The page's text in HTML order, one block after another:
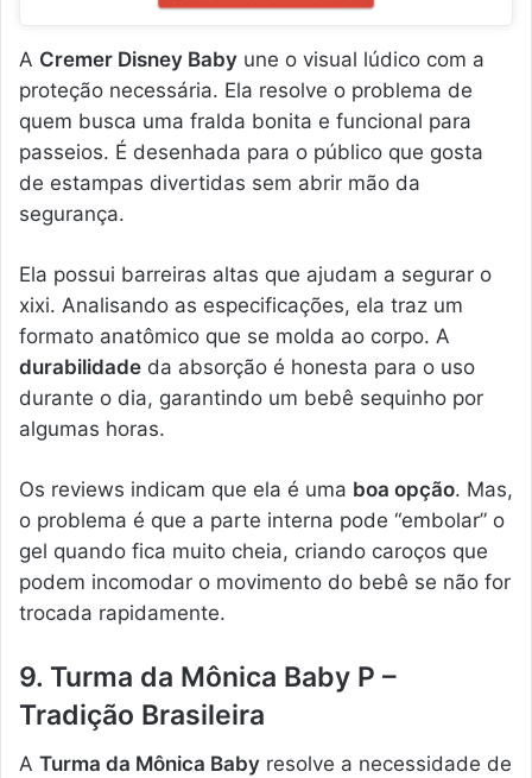
A Cremer Disney Baby une o visual lúdico com a
proteção necessária. Ela resolve o problema de
quem busca uma fralda bonita e funcional para
passeios. É desenhada para o público que gosta
de estampas divertidas sem abrir mão da
segurança.
Ela possui barreiras altas que ajudam a segurar o
xixi. Analisando as especificações, ela traz um
formato anatômico que se molda ao corpo. A
durabilidade da absorção é honesta para o uso
durante o dia, garantindo um bebê sequinho por
algumas horas.
Os reviews indicam que ela é uma boa opção. Mas,
o problema é que a parte interna pode “embolar” o
gel quando fica muito cheia, criando caroços que
podem incomodar o movimento do bebê se não for
trocada rapidamente.
9. Turma da Mônica Baby P –
Tradição Brasileira
A Turma da Mônica Baby resolve a necessidade de